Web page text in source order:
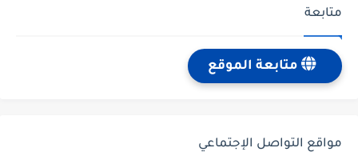
متابعة
متابعة الموقع
مواقع التواصل الإجتماعي